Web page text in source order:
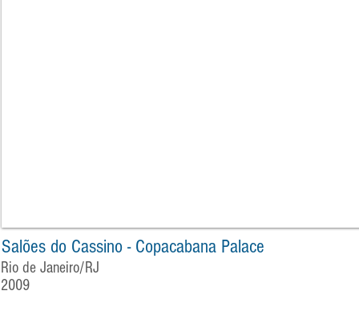
Salões do Cassino - Copacabana Palace
Rio de Janeiro/RJ
2009